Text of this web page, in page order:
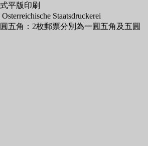
平版印刷
Staatsdruckerei
五角：2枚郵票分別為一圓五角及五圓